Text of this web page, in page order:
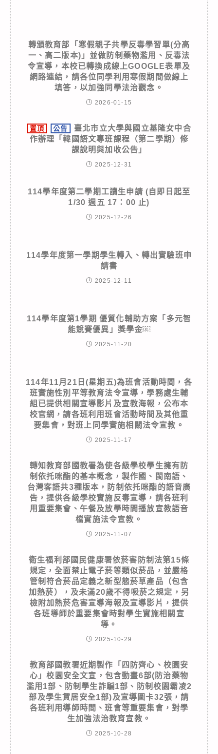
轉頒教育部「寒假親子共學反毒學習單(分高
一、高二版本)」並做防制藥物濫用、反毒法
令宣導，本校已轉換成線上GOOGLE表單及
網路連結，請各位同學利用寒假期間做線上
填答，以加強同學法治觀念。
2026-01-15
置頂 公告
臺北市立大學與國立基隆女中合
作辦理「韓國語文專班課程（第二學期）修
課說明與加收公告」
2025-12-31
114學年度第二學期工讀生申請 (自即日起至
1/30 週五 17：00 止)
2025-12-26
114學年度第一學期學生轉入、轉出實驗班申
請書
2025-12-11
114學年度第1學期 優質化輔助方案「多元智
能競賽優異」獎學金￼
2025-11-20
114年11月21日(星期五)為班會活動時間，各
班實施性別平等教育法令宣導，學務處生輔
組已提供相關宣導影片及宣教海報，公布本
校官網，請各班利用班會活動時間及其他重
要集會，對班上同學實施相關法令宣教。
2025-11-17
轉知教育部國教署為使各級學校學生擁有防
制依托咪酯的基本概念，製作國、閩南語、
台灣客語共3種版本，防制依托咪酯的語音廣
告，提供各級學校實施反毒宣導，請各班利
用重要集會、午餐及放學時間播放宣教語音
檔實施法令宣教。
2025-11-07
衛生福利部國民健康署依菸害防制法第15條
規定，全面禁止電子菸等類似菸品，並嚴格
管制符合菸品定義之新型態菸草產品（包含
加熱菸），及未滿20歲不得吸菸之規定，另
檢附加熱菸危害宣導海報及宣導影片，提供
各班導師於重要集會時對學生實施相關宣
導。
2025-10-29
教育部國教署近期製作「四防齊心、校園安
心」校園安全文宣，包含動畫6部(防治藥物
濫用1部、防制學生詐騙1部、防制校園霸凌2
部及學生賃居安全1部)及宣導圖卡32張，請
各班利用導師時間、班會等重要集會，對學
生加強法治教育宣教。
2025-10-28